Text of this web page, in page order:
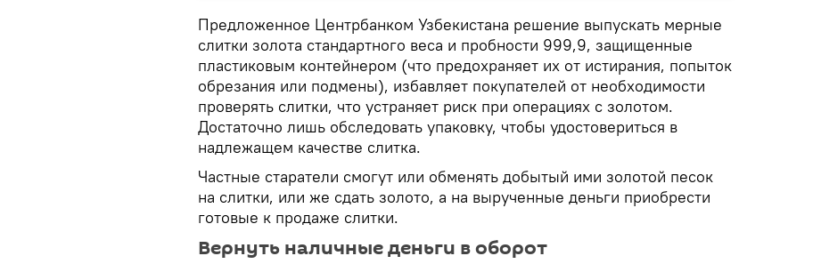
Предложенное Центрбанком Узбекистана решение выпускать мерные
слитки золота стандартного веса и пробности 999,9, защищенные
пластиковым контейнером (что предохраняет их от истирания, попыток
обрезания или подмены), избавляет покупателей от необходимости
проверять слитки, что устраняет риск при операциях с золотом.
Достаточно лишь обследовать упаковку, чтобы удостовериться в
надлежащем качестве слитка.
Частные старатели смогут или обменять добытый ими золотой песок
на слитки, или же сдать золото, а на вырученные деньги приобрести
готовые к продаже слитки.
Вернуть наличные деньги в оборот